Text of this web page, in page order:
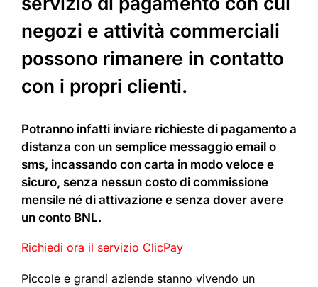
negozi e attività commerciali
possono rimanere in contatto
con i propri clienti.
Potranno infatti inviare richieste di pagamento a
distanza con un semplice messaggio email o
sms, incassando con carta in modo veloce e
sicuro, senza nessun costo di commissione
mensile né di attivazione e senza dover avere
un conto BNL.
Richiedi ora il servizio ClicPay
Piccole e grandi aziende stanno vivendo un